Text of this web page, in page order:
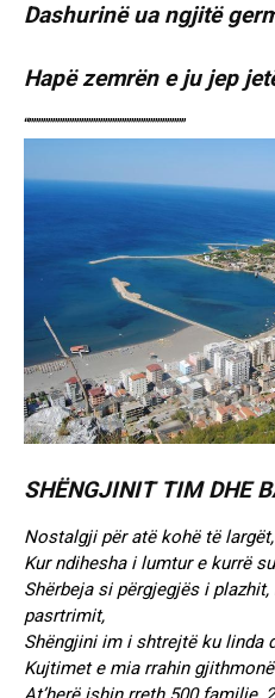
Dashurinë ua ngjitë
Hapë zemrën e ju jep
“”””””””””””””””””””””””””””””””””
SHËNGJINIT TIM DHE
Nostalgji për atë kohë të
Kur ndihesha i lumtur e kurrë
Shërbeja si përgjegjës i plazhit,
pasrtrimit,
Shëngjini im i shtrejtë ku linda
Kujtimet e mia rrahin